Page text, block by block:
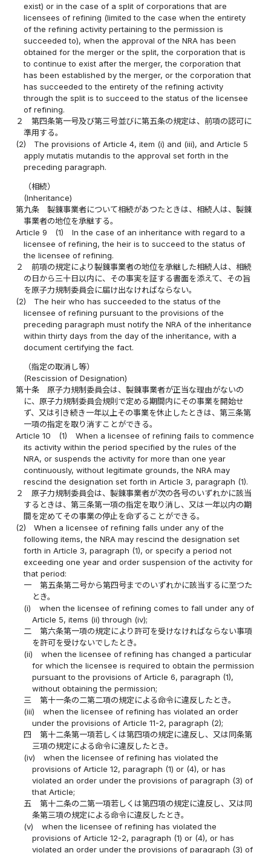
exist) or in the case of a split of corporations that are
licensees of refining (limited to the case when the entirety
of the refining activity pertaining to the permission is
succeeded to), when the approval of the NRA has been
obtained for the merger or the split, the corporation that is
to continue to exist after the merger, the corporation that
has been established by the merger, or the corporation that
has succeeded to the entirety of the refining activity
through the split is to succeed to the status of the licensee
of refining.
２
第四条第一号及び第三号並びに第五条の規定は、前項の認可に
準用する。
(2)
The provisions of Article 4, item (i) and (iii), and Article 5
apply mutatis mutandis to the approval set forth in the
preceding paragraph.
（相続）
(Inheritance)
第九条
製錬事業者について相続があつたときは、相続人は、製錬
事業者の地位を承継する。
Article 9
(1)
In the case of an inheritance with regard to a
licensee of refining, the heir is to succeed to the status of
the licensee of refining.
２
前項の規定により製錬事業者の地位を承継した相続人は、相続
の日から三十日以内に、その事実を証する書面を添えて、その旨
を原子力規制委員会に届け出なければならない。
(2)
The heir who has succeeded to the status of the
licensee of refining pursuant to the provisions of the
preceding paragraph must notify the NRA of the inheritance
within thirty days from the day of the inheritance, with a
document certifying the fact.
（指定の取消し等）
(Rescission of Designation)
第十条
原子力規制委員会は、製錬事業者が正当な理由がないの
に、原子力規制委員会規則で定める期間内にその事業を開始せ
ず、又は引き続き一年以上その事業を休止したときは、第三条第
一項の指定を取り消すことができる。
Article 10
(1)
When a licensee of refining fails to commence
its activity within the period specified by the rules of the
NRA, or suspends the activity for more than one year
continuously, without legitimate grounds, the NRA may
rescind the designation set forth in Article 3, paragraph (1).
２
原子力規制委員会は、製錬事業者が次の各号のいずれかに該当
するときは、第三条第一項の指定を取り消し、又は一年以内の期
間を定めてその事業の停止を命ずることができる。
(2)
When a licensee of refining falls under any of the
following items, the NRA may rescind the designation set
forth in Article 3, paragraph (1), or specify a period not
exceeding one year and order suspension of the activity for
that period:
一
第五条第二号から第四号までのいずれかに該当するに至つた
とき。
(i)
when the licensee of refining comes to fall under any of
Article 5, items (ii) through (iv);
二
第六条第一項の規定により許可を受けなければならない事項
を許可を受けないでしたとき。
(ii)
when the licensee of refining has changed a particular
for which the licensee is required to obtain the permission
pursuant to the provisions of Article 6, paragraph (1),
without obtaining the permission;
三
第十一条の二第二項の規定による命令に違反したとき。
(iii)
when the licensee of refining has violated an order
under the provisions of Article 11-2, paragraph (2);
四
第十二条第一項若しくは第四項の規定に違反し、又は同条第
三項の規定による命令に違反したとき。
(iv)
when the licensee of refining has violated the
provisions of Article 12, paragraph (1) or (4), or has
violated an order under the provisions of paragraph (3) of
that Article;
五
第十二条の二第一項若しくは第四項の規定に違反し、又は同
条第三項の規定による命令に違反したとき。
(v)
when the licensee of refining has violated the
provisions of Article 12-2, paragraph (1) or (4), or has
violated an order under the provisions of paragraph (3) of